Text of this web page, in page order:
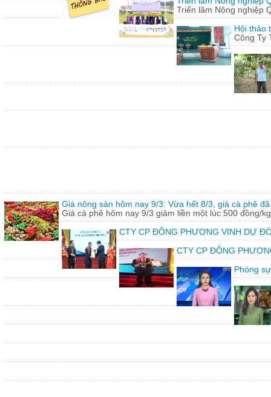
Triển lãm Nông nghiệp
Hội thảo
Công Ty
Giá nông sản hôm nay 9/3: Vừa hết 8/3, giá cà phê
Giá cà phê hôm nay 9/3 giảm liền một lúc 500 đồng/
CTY CP ĐÔNG PHƯƠNG VINH DỰ
CTY CP ĐÔNG
Phóng